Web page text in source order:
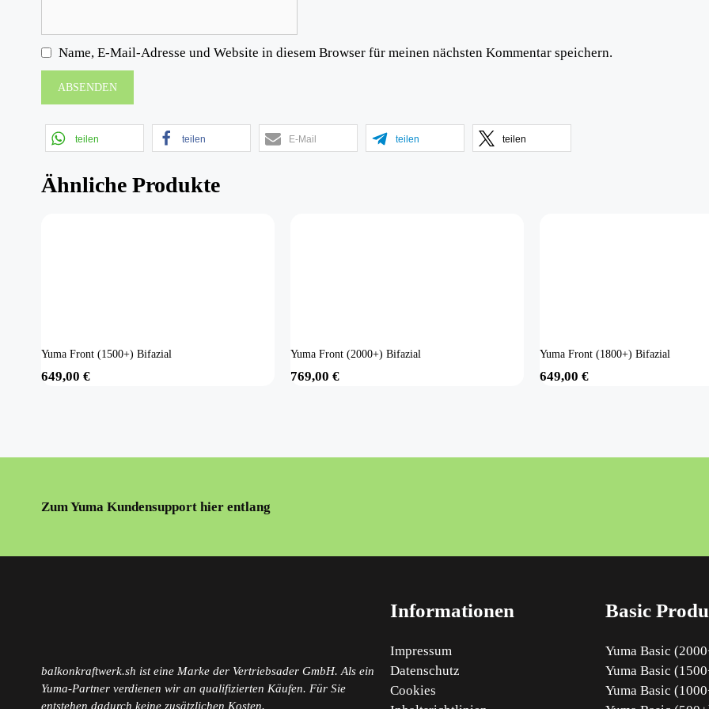
Name, E-Mail-Adresse und Website in diesem Browser für meinen nächsten Kommentar speichern.
teilen teilen E-Mail teilen teilen
Ähnliche Produkte
Yuma Front (1500+) Bifazial
649,00 €
Yuma Front (2000+) Bifazial
769,00 €
Yuma Front (1800+) Bifazial
649,00 €
Zum Yuma Kundensupport hier entlang
balkonkraftwerk.sh ist eine Marke der Vertriebsader GmbH. Als ein
Yuma-Partner verdienen wir an qualifizierten Käufen. Für Sie
entstehen dadurch keine zusätzlichen Kosten.
Informationen
Impressum
Datenschutz
Cookies
Basic
Yuma Basic
Yuma Basic
Yuma Basic